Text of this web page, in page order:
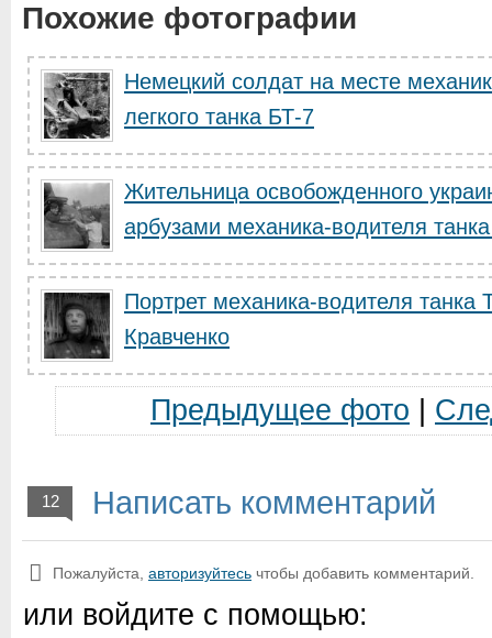
Похожие фотографии
Немецкий солдат на месте
легкого танка БТ-7
Жительница освобожденного
арбузами механика-водителя
Портрет механика-водителя
Кравченко
Предыдущее фото
12 Написать комментарий
Пожалуйста, авторизуйтесь чтобы добавить комментарий.
или войдите с помощью: